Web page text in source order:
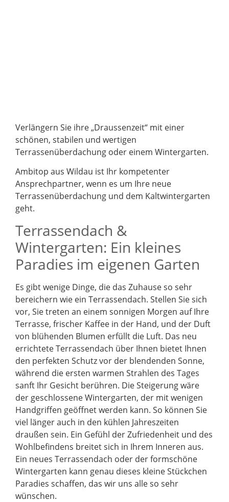
Verlängern Sie ihre „Draussenzeit“ mit einer
schönen, stabilen und wertigen
Terrassenüberdachung oder einem Wintergarten.
Ambitop aus Wildau ist Ihr kompetenter
Ansprechpartner, wenn es um Ihre neue
Terrassenüberdachung und dem Kaltwintergarten
geht.
Terrassendach &
Wintergarten: Ein kleines
Paradies im eigenen Garten
Es gibt wenige Dinge, die das Zuhause so sehr
bereichern wie ein Terrassendach. Stellen Sie sich
vor, Sie treten an einem sonnigen Morgen auf Ihre
Terrasse, frischer Kaffee in der Hand, und der Duft
von blühenden Blumen erfüllt die Luft. Das neu
errichtete Terrassendach über Ihnen bietet Ihnen
den perfekten Schutz vor der blendenden Sonne,
während die ersten warmen Strahlen des Tages
sanft Ihr Gesicht berühren. Die Steigerung wäre
der geschlossene Wintergarten, der mit wenigen
Handgriffen geöffnet werden kann. So können Sie
viel länger auch in den kühlen Jahreszeiten
draußen sein. Ein Gefühl der Zufriedenheit und des
Wohlbefindens breitet sich in Ihrem Inneren aus.
Ein neues Terrassendach oder der formschöne
Wintergarten kann genau dieses kleine Stückchen
Paradies schaffen, das wir uns alle so sehr
wünschen.